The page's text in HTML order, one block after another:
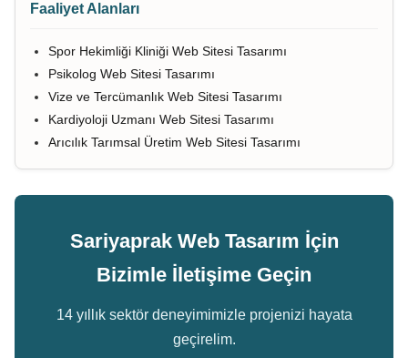
Faaliyet Alanları
Spor Hekimliği Kliniği Web Sitesi Tasarımı
Psikolog Web Sitesi Tasarımı
Vize ve Tercümanlık Web Sitesi Tasarımı
Kardiyoloji Uzmanı Web Sitesi Tasarımı
Arıcılık Tarımsal Üretim Web Sitesi Tasarımı
Sariyaprak Web Tasarım İçin
Bizimle İletişime Geçin
14 yıllık sektör deneyimimizle projenizi hayata
geçirelim.